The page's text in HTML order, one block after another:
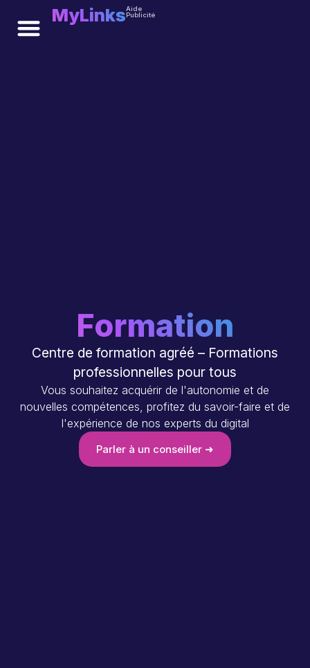
MyLinksAide
Publicité
Formation
Centre de formation agréé – Formations
professionnelles pour tous
Vous souhaitez acquérir de l'autonomie et de
nouvelles compétences, profitez du savoir-faire et de
l'expérience de nos experts du digital
Parler à un conseiller ➜